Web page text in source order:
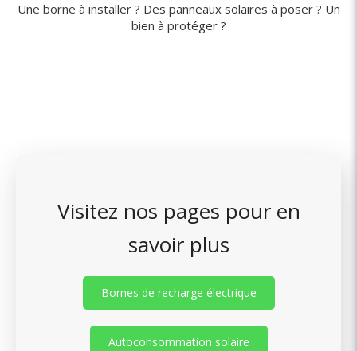
Une borne à installer ? Des panneaux solaires à poser ? Un
bien à protéger ?
Visitez nos pages pour en
savoir plus
Bornes de recharge électrique
Autoconsommation solaire